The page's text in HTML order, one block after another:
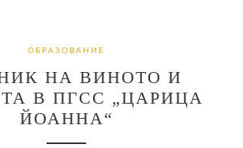
ОБРАЗОВАНИЕ
НА ВИНОТО И
В ПГСС „ЦАРИЦА
ЙОАННА“